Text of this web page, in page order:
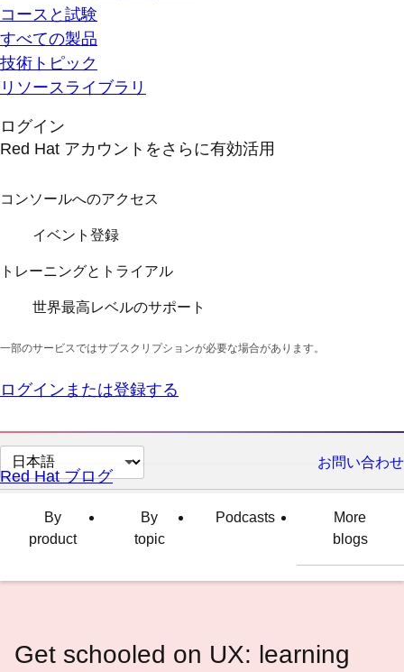
コースと試験
すべての製品
技術トピック
リソースライブラリ
ログイン
Red Hat アカウントをさらに有効活用
コンソールへのアクセス
イベント登録
トレーニングとトライアル
世界最高レベルのサポート
一部のサービスではサブスクリプションが必要な場合があります。
ログインまたは登録する
ペ
ー
語
択
お問い合わせ
Red Hat ブログ
By
product
By
topic
Podcasts
More
blogs
Get schooled on UX: learning